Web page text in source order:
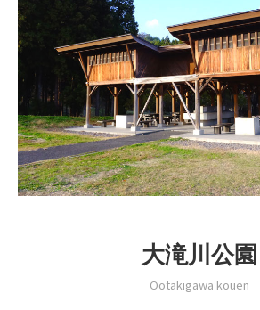
大滝川公園
Ootakigawa kouen